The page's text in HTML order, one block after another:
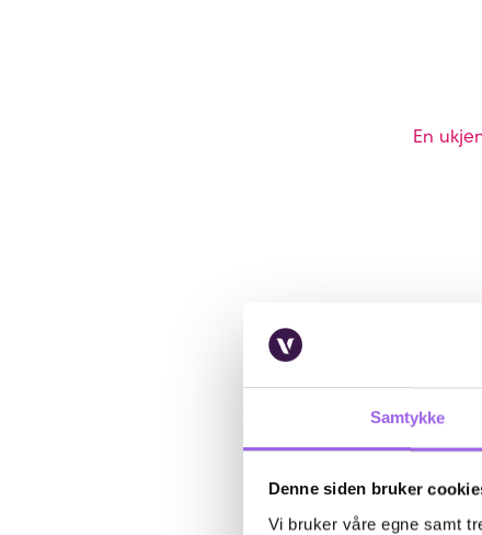
Samtykke
Denne siden bruker
Vi bruker våre egne samt
En